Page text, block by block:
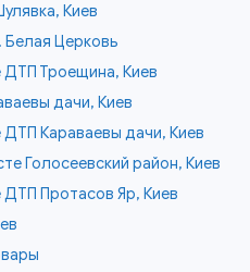
Киев
Белая Церковь
ДТП Троещина, Киев
дачи, Киев
ДТП Караваевы дачи, Киев
Голосеевский район, Киев
ДТП Протасов Яр, Киев